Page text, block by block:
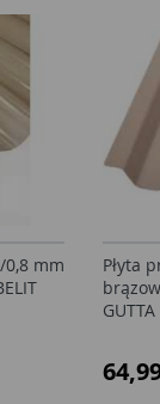
0,8 mm
Płyta
GUTTA